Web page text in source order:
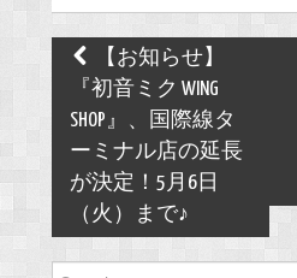
Post
navigation
【お知らせ】
『初音ミク WING
SHOP』、国際線タ
ーミナル店の延長
が決定！5月6日
（火）まで♪